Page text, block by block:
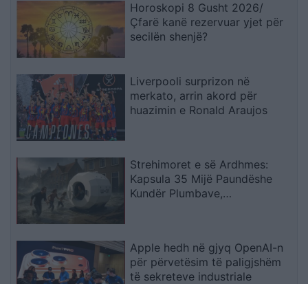
Horoskopi 8 Gusht 2026/
Çfarë kanë rezervuar yjet për
secilën shenjë?
Liverpooli surprizon në
merkato, arrin akord për
huazimin e Ronald Araujos
Strehimoret e së Ardhmes:
Kapsula 35 Mijë Paundëshe
Kundër Plumbave,
Apple hedh në gjyq OpenAI-n
për përvetësim të paligjshëm
të sekreteve industriale